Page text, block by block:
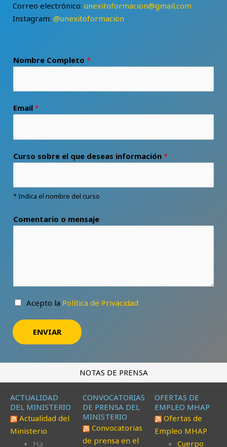
Correo electrónico: unexitoformacion@gmail.com
Instagram: @unexitoformacion
Nombre Completo *
Email *
Curso sobre el que deseas información *
* Indica el nombre del curso
Comentario o mensaje
Acepto la Política de Privacidad
ENVIAR
NOTAS DE PRENSA
ACTUALIDAD
DEL MINISTERIO
Actualidad del
Ministerio
Ha
CONVOCATORIAS
DE PRENSA DEL
MINISTERIO
Convocatorias
de prensa en el
OFERTAS DE
EMPLEO MHAP
Ofertas de
Empleo MHAP
Cuerpo